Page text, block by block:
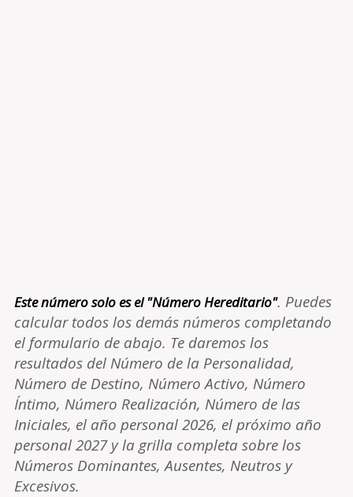
Este número solo es el "Número Hereditario". Puedes
calcular todos los demás números completando
el formulario de abajo. Te daremos los
resultados del Número de la Personalidad,
Número de Destino, Número Activo, Número
Íntimo, Número Realización, Número de las
Iniciales, el año personal 2026, el próximo año
personal 2027 y la grilla completa sobre los
Números Dominantes, Ausentes, Neutros y
Excesivos.